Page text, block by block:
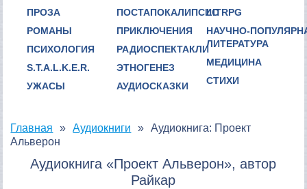
ПРОЗА
РОМАНЫ
ПСИХОЛОГИЯ
S.T.A.L.K.E.R.
УЖАСЫ
ПОСТАПОКАЛИПСИС
ПРИКЛЮЧЕНИЯ
РАДИОСПЕКТАКЛИ
ЭТНОГЕНЕЗ
АУДИОСКАЗКИ
LITRPG
НАУЧНО-
ЛИТЕРАТУРА
МЕДИЦИНА
СТИХИ
Главная Аудиокниги
Аудиокнига: Проект
Альверон
Аудиокнига «Проект Альверон», автор
Райкар